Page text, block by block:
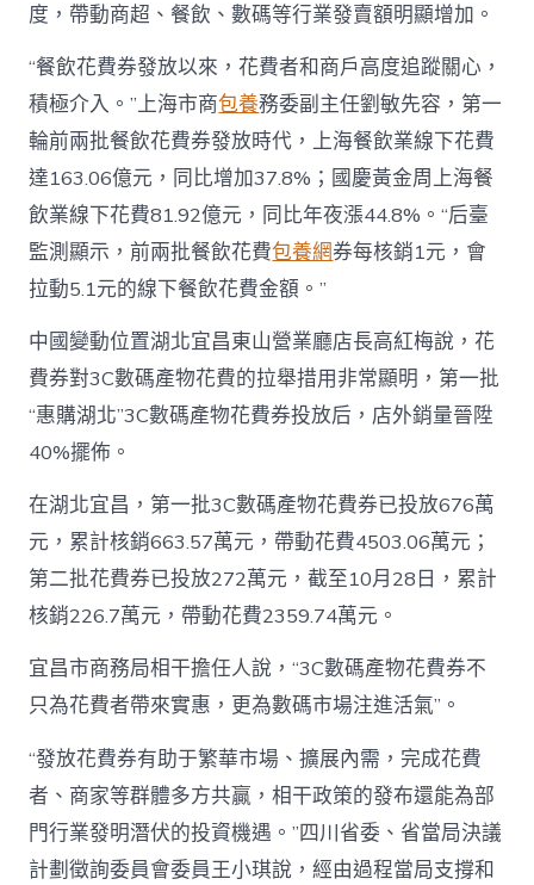
度，帶動商超、餐飲、數碼等行業發賣額明顯增加。
“餐飲花費券發放以來，花費者和商戶高度追蹤關心，
積極介入。”上海市商包養務委副主任劉敏先容，第一
輪前兩批餐飲花費券發放時代，上海餐飲業線下花費
達163.06億元，同比增加37.8%；國慶黃金周上海餐
飲業線下花費81.92億元，同比年夜漲44.8%。“后臺
監測顯示，前兩批餐飲花費包養網券每核銷1元，會
拉動5.1元的線下餐飲花費金額。”
中國變動位置湖北宜昌東山營業廳店長高紅梅說，花
費券對3C數碼產物花費的拉舉措用非常顯明，第一批
“惠購湖北”3C數碼產物花費券投放后，店外銷量晉陞
40%擺佈。
在湖北宜昌，第一批3C數碼產物花費券已投放676萬
元，累計核銷663.57萬元，帶動花費4503.06萬元；
第二批花費券已投放272萬元，截至10月28日，累計
核銷226.7萬元，帶動花費2359.74萬元。
宜昌市商務局相干擔任人說，“3C數碼產物花費券不
只為花費者帶來實惠，更為數碼市場注進活氣”。
“發放花費券有助于繁華市場、擴展內需，完成花費
者、商家等群體多方共贏，相干政策的發布還能為部
門行業發明潛伏的投資機遇。”四川省委、省當局決議
計劃徵詢委員會委員王小琪說，經由過程當局支撐和